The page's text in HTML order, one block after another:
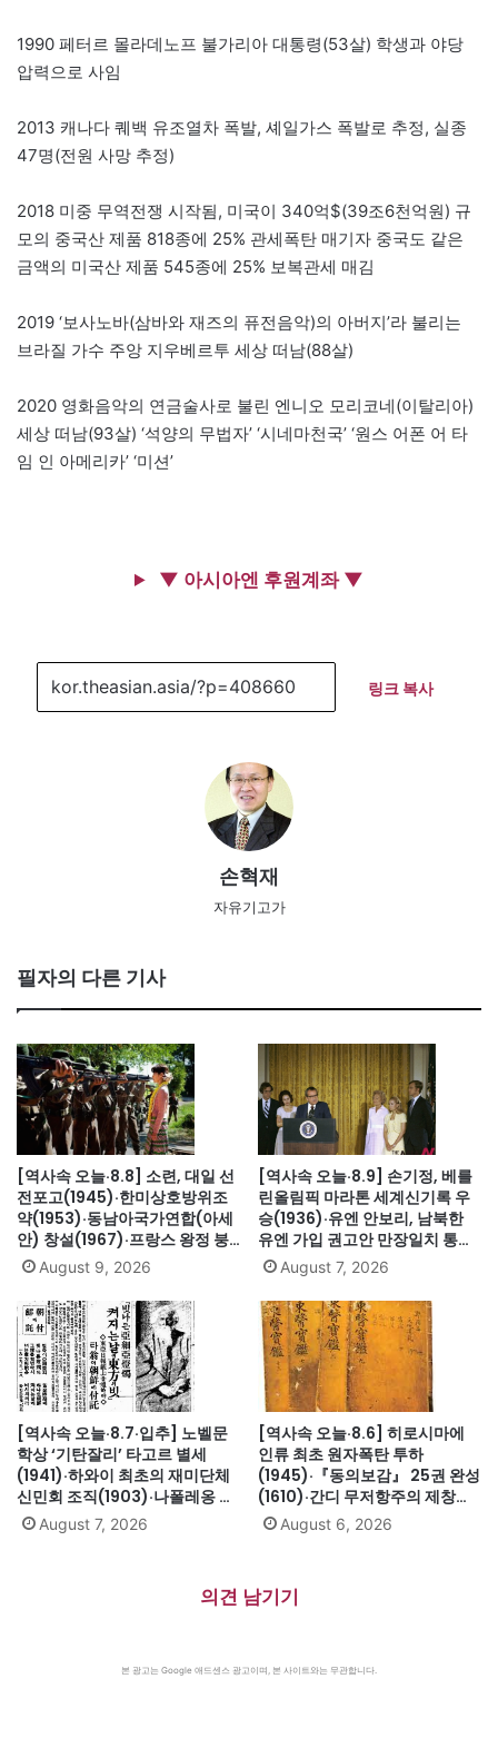
1990 페터르 몰라데노프 불가리아 대통령(53살) 학생과 야당
압력으로 사임
2013 캐나다 퀘백 유조열차 폭발, 셰일가스 폭발로 추정, 실종
47명(전원 사망 추정)
2018 미중 무역전쟁 시작됨, 미국이 340억$(39조6천억원) 규
모의 중국산 제품 818종에 25% 관세폭탄 매기자 중국도 같은
금액의 미국산 제품 545종에 25% 보복관세 매김
2019 ‘보사노바(삼바와 재즈의 퓨전음악)의 아버지’라 불리는
브라질 가수 주앙 지우베르투 세상 떠남(88살)
2020 영화음악의 연금술사로 불린 엔니오 모리코네(이탈리아)
세상 떠남(93살) ‘석양의 무법자’ ‘시네마천국’ ‘원스 어폰 어 타
임 인 아메리카’ ‘미션’
▼ 아시아엔 후원계좌 ▼
링크 복사
손혁재
자유기고가
필자의 다른 기사
[역사속 오늘·8.8] 소련, 대일 선
전포고(1945)·한미상호방위조
약(1953)·동남아국가연합(아세
안) 창설(1967)·프랑스 왕정 붕
괴·루이 16세 폐위(1792)·무용가
최승희 별세(1969)·김대중 도쿄
납치사건(1973)
August 9, 2026
[역사속 오늘·8.9] 손기정, 베를
린올림픽 마라톤 세계신기록 우
승(1936)·유엔 안보리, 남북한
유엔 가입 권고안 만장일치 통과
(1991)·싱가포르, 말레이시아에
서 분리 독립(1965)·닉슨, 워터
게이트로 사상 첫 대통령 사임
(1974)
August 7, 2026
[역사속 오늘·8.7·입추] 노벨문
학상 ‘기탄잘리’ 타고르 별세
(1941)·하와이 최초의 재미단체
신민회 조직(1903)·나폴레옹 세
인트헬레나섬 유배(1815)·英 해
군, 스페인 무적함대 격파
트리스트에서 한국 제외(2019)
August 7, 2026
[역사속 오늘·8.6] 히로시마에
인류 최초 원자폭탄 투하
(1945)·『동의보감』 25권 완성
(1610)·간디 무저항주의 제창
(1931)·대전엑스포 개막(1993)·
자메이카, 영국에서 독립(1962)
August 6, 2026
의견 남기기
본 광고는 Google 애드센스 광고이며, 본 사이트와는 무관합니다.